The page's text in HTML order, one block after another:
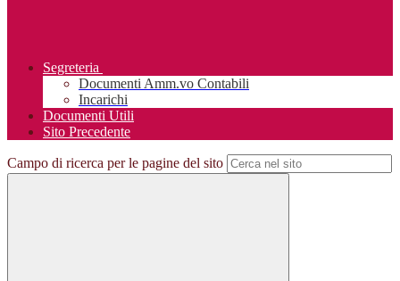
Segreteria
Documenti Amm.vo Contabili
Incarichi
Documenti Utili
Sito Precedente
Campo di ricerca per le pagine del sito